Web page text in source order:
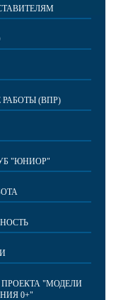
(ВПР)
"ЮНИОР"
"МОДЕЛИ
0+"